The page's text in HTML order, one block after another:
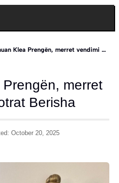
Klea Prengën, merret vendimi për motrat Berisha
merret
Berisha
October 20, 2025